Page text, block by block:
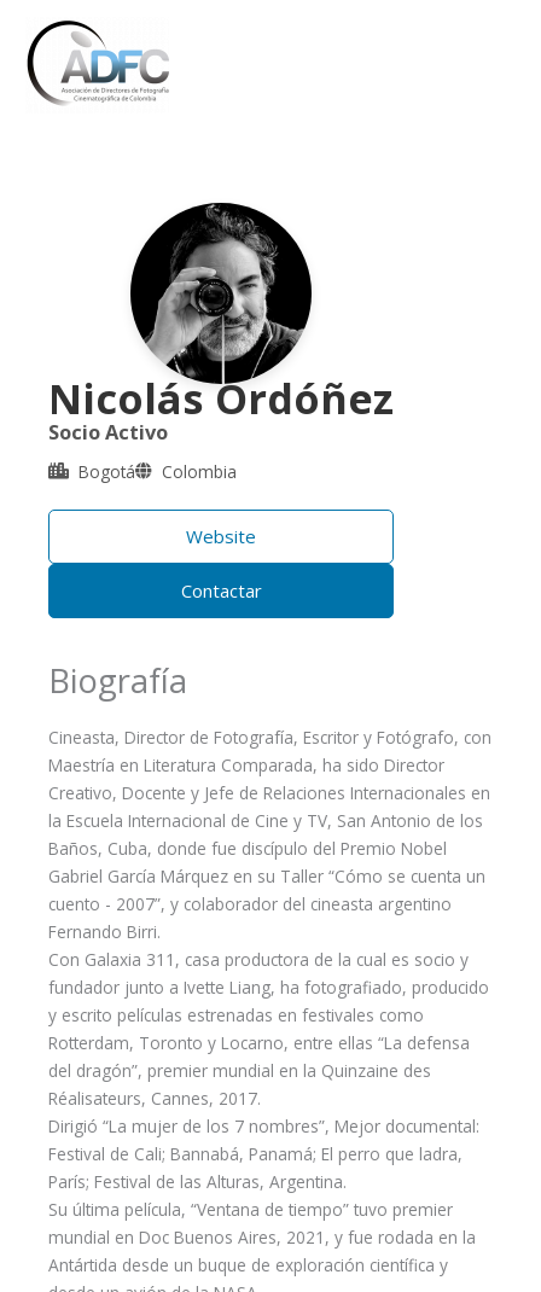
contenido
Nicolás Ordóñez
Socio Activo
Bogotá Colombia
Website
Contactar
Biografía
Cineasta, Director de Fotografía, Escritor y Fotógrafo, con
Maestría en Literatura Comparada, ha sido Director
Creativo, Docente y Jefe de Relaciones Internacionales en
la Escuela Internacional de Cine y TV, San Antonio de los
Baños, Cuba, donde fue discípulo del Premio Nobel
Gabriel García Márquez en su Taller “Cómo se cuenta un
cuento - 2007”, y colaborador del cineasta argentino
Fernando Birri.
Con Galaxia 311, casa productora de la cual es socio y
fundador junto a Ivette Liang, ha fotografiado, producido
y escrito películas estrenadas en festivales como
Rotterdam, Toronto y Locarno, entre ellas “La defensa
del dragón”, premier mundial en la Quinzaine des
Réalisateurs, Cannes, 2017.
Dirigió “La mujer de los 7 nombres”, Mejor documental:
Festival de Cali; Bannabá, Panamá; El perro que ladra,
París; Festival de las Alturas, Argentina.
Su última película, “Ventana de tiempo” tuvo premier
mundial en Doc Buenos Aires, 2021, y fue rodada en la
Antártida desde un buque de exploración científica y